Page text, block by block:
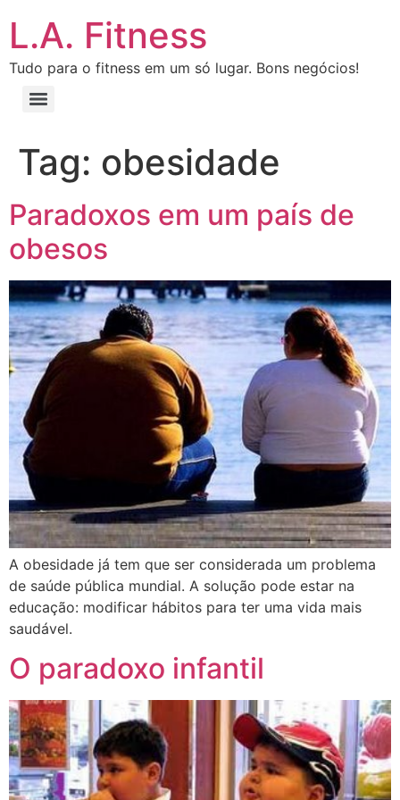
L.A. Fitness
Tudo para o fitness em um só lugar. Bons negócios!
Tag: obesidade
Paradoxos em um país de
obesos
A obesidade já tem que ser considerada um problema
de saúde pública mundial. A solução pode estar na
educação: modificar hábitos para ter uma vida mais
saudável.
O paradoxo infantil